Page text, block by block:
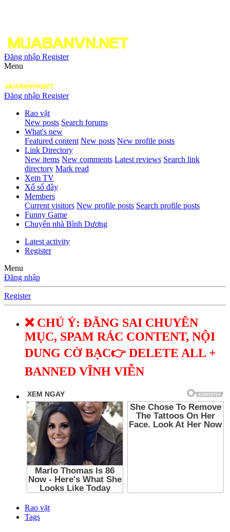
Đăng nhập Register
Menu
Đăng nhập Register
Rao vặt
New posts Search forums
What's new
Featured content New posts New profile posts
Link Directory
New items New comments Latest reviews Search link
directory Mark read
Xem TV
Xổ số đây
Members
Current visitors New profile posts Search profile posts
Funny Game
Chuyển nhà Bình Dương
Latest activity
Register
Menu
Đăng nhập
Register
❌ CHÚ Ý: ĐĂNG SAI CHUYÊN
MỤC, SPAM RÁC CONTENT, NỘI
DUNG CỜ BẠC👉 DELETE ALL +
BANNED VĨNH VIỄN
Rao vặt
Tags